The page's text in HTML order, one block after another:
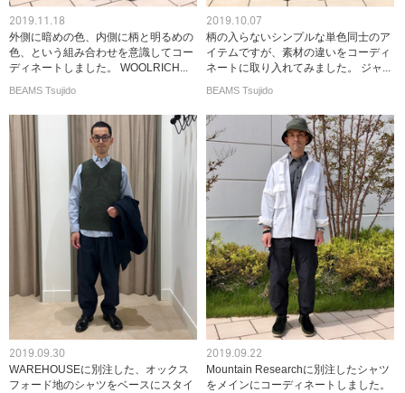
2019.11.18
外側に暗めの色、内側に柄と明るめの
色、という組み合わせを意識してコー
ディネートしました。 WOOLRICH...
BEAMS Tsujido
2019.10.07
柄の入らないシンプルな単色同士のア
イテムですが、素材の違いをコーディ
ネートに取り入れてみました。 ジャ...
BEAMS Tsujido
2019.09.30
WAREHOUSEに別注した、オックス
フォード地のシャツをベースにスタイ
2019.09.22
Mountain Researchに別注したシャツ
をメインにコーディネートしました。